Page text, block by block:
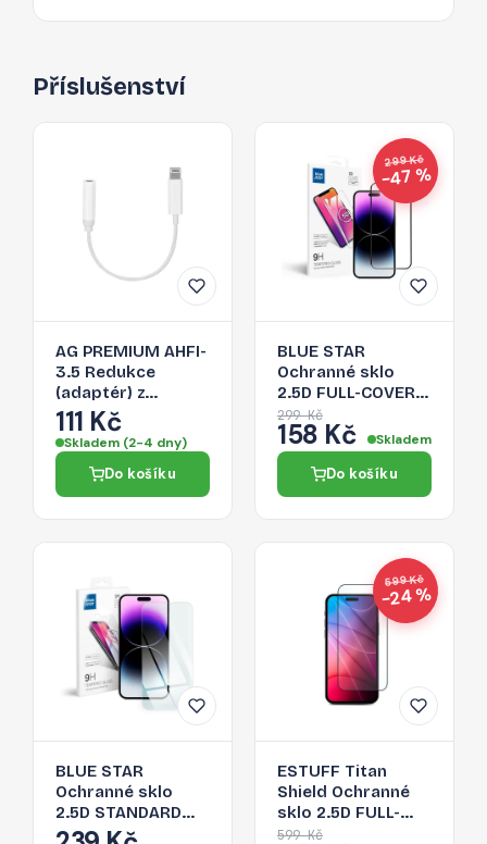
Příslušenství
AG PREMIUM AHFI-
3.5 Redukce
(adaptér) z
Lightning na 3,5
Jack, bílá
111 Kč
Skladem (2-4 dny)
Do košíku
299 Kč
−47 %
BLUE STAR
Ochranné sklo
2.5D FULL-COVER
0.3mm pro iPhone
14 Pro Max, černý
rámeček
299 Kč
158 Kč Skladem
Do košíku
BLUE STAR
Ochranné sklo
2.5D STANDARD
0.3mm pro iPhone
599 Kč
−24 %
ESTUFF Titan
Shield Ochranné
sklo 2.5D FULL-
COVER 0.33mm
599 Kč